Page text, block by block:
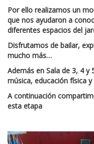
Por ello realizamos un
que nos ayudaron a
diferentes espacios del
Disfrutamos de bailar,
mucho más…
Además en Sala de 3, 4
música, educación física
A continuación
esta etapa